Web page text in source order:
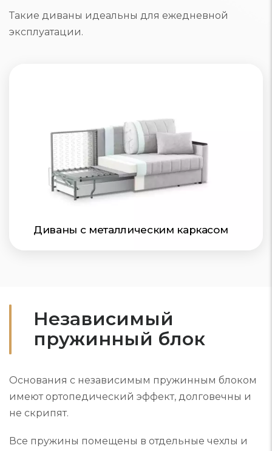
Такие диваны идеальны для ежедневной
эксплуатации.
Диваны с металлическим каркасом
Независимый
пружинный блок
Основания с независимым пружинным блоком
имеют ортопедический эффект, долговечны и
не скрипят.
Все пружины помещены в отдельные чехлы и